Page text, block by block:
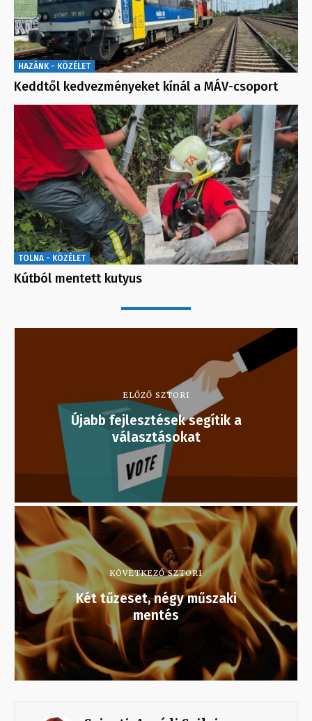
HAZÁNK - KÖZÉLET
Keddtől kedvezményeket kínál a MÁV-csoport
TOLNA - KÖZÉLET
Kútból mentett kutyus
ELŐZŐ SZTORI
Újabb fejlesztések segítik a
választásokat
KÖVETKEZŐ SZTORI
Két tűzeset, négy műszaki
mentés